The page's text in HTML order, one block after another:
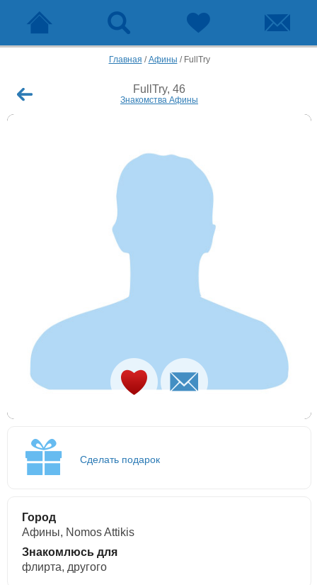
Главная /Афины / FullTry
FullTry, 46
Знакомства Афины
Сделать подарок
Город
Афины, Nomos Attikis
Знакомлюсь для
флирта, другого